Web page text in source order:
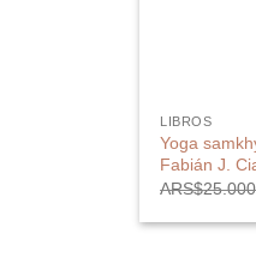
LIBROS
Yoga
Fabián J.
ARS$25.000